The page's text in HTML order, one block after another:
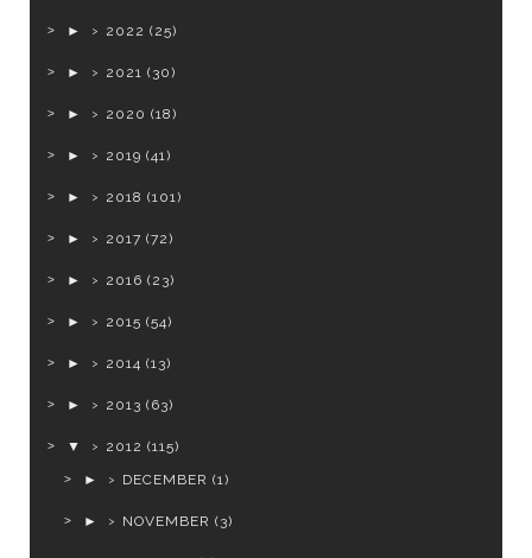
► 2022 (25)
► 2021 (30)
► 2020 (18)
► 2019 (41)
► 2018 (101)
► 2017 (72)
► 2016 (23)
► 2015 (54)
► 2014 (13)
► 2013 (63)
▼ 2012 (115)
►
DECEMBER (1)
► NOVEMBER (3)